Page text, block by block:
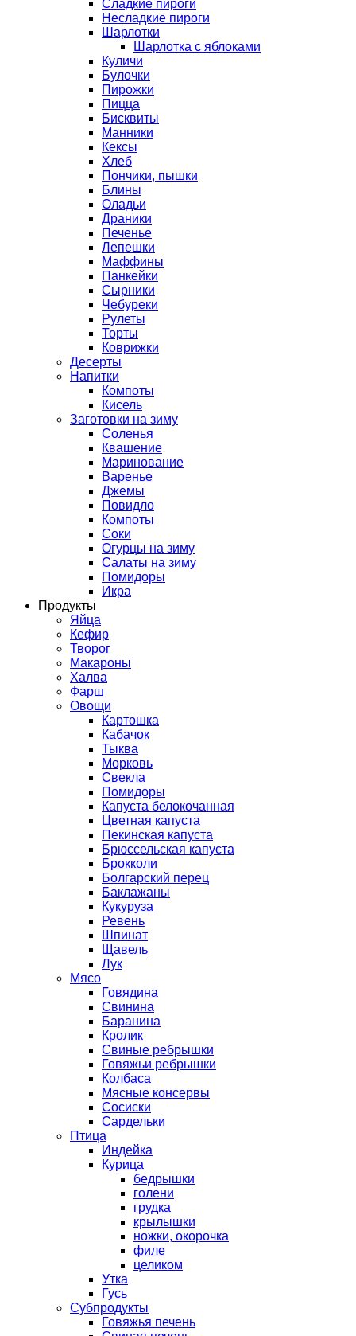
Сладкие пироги
Несладкие пироги
Шарлотки
Шарлотка с яблоками
Куличи
Булочки
Пирожки
Пицца
Бисквиты
Манники
Кексы
Хлеб
Пончики, пышки
Блины
Оладьи
Драники
Печенье
Лепешки
Маффины
Панкейки
Сырники
Чебуреки
Рулеты
Торты
Коврижки
Десерты
Напитки
Компоты
Кисель
Заготовки на зиму
Соленья
Квашение
Маринование
Варенье
Джемы
Повидло
Компоты
Соки
Огурцы на зиму
Салаты на зиму
Помидоры
Икра
Продукты
Яйца
Кефир
Творог
Макароны
Халва
Фарш
Овощи
Картошка
Кабачок
Тыква
Морковь
Свекла
Помидоры
Капуста белокочанная
Цветная капуста
Пекинская капуста
Брюссельская капуста
Брокколи
Болгарский перец
Баклажаны
Кукуруза
Ревень
Шпинат
Щавель
Лук
Мясо
Говядина
Свинина
Баранина
Кролик
Свиные ребрышки
Говяжьи ребрышки
Колбаса
Мясные консервы
Сосиски
Сардельки
Птица
Индейка
Курица
бедрышки
голени
грудка
крылышки
ножки, окорочка
филе
целиком
Утка
Гусь
Субпродукты
Говяжья печень